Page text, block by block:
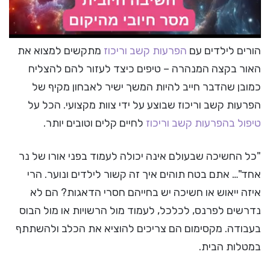
הורים לילדים עם הפרעות קשב וריכוז מתקשים למצוא את
האור בקצה המנהרה – טיפים כיצד לעזור להם להצליח
כמובן שהדבר חייב להיות המשך ישיר לאבחון מקיף של
הפרעות קשב וריכוז שבוצע על ידי צוות מקצועי. הכל על
טיפול בהפרעות קשב וריכוז לחיים קלים וטובים יותר.
"כל החשיכה שבעולם אינה יכולה לעמוד בפני אורו של נר
אחד"… אתם בטח תוהים איך זה קשור לילדים ונוער. הרי
איזה ייאוש או חשיכה יש בחייהם חסרי הדאגות? הם לא
נדרשים לפרנס, לכלכל, לעמוד מול הרשויות או מול הבוס
בעבודה. מקסימום הם צריכים להוציא את הכלב ולהשתתף
במטלות הבית.